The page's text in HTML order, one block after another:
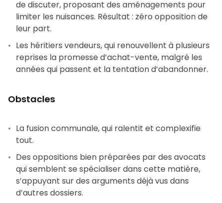
de discuter, proposant des aménagements pour
limiter les nuisances. Résultat : zéro opposition de
leur part.
Les héritiers vendeurs, qui renouvellent à plusieurs
reprises la promesse d’achat-vente, malgré les
années qui passent et la tentation d’abandonner.
Obstacles
La fusion communale, qui ralentit et complexifie
tout.
Des oppositions bien préparées par des avocats
qui semblent se spécialiser dans cette matière,
s’appuyant sur des arguments déjà vus dans
d’autres dossiers.